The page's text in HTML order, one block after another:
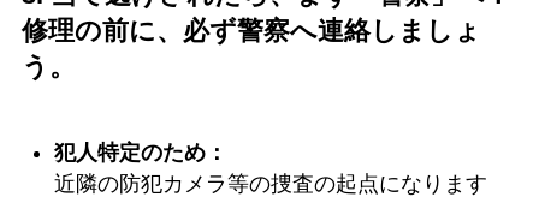
修理の前に、必ず警察へ連絡しましょ
う。
犯人特定のため：
近隣の防犯カメラ等の捜査の起点になります